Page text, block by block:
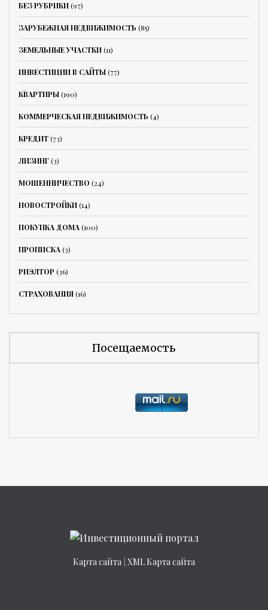
БЕЗ РУБРИКИ(97)
ЗАРУБЕЖНАЯ НЕДВИЖИМОСТЬ (85)
ЗЕМЕЛЬНЫЕ УЧАСТКИ(11)
ИНВЕСТИЦИИ В САЙТЫ(77)
КВАРТИРЫ(190)
КОММЕРЧЕСКАЯ НЕДВИЖИМОСТЬ (4)
КРЕДИТ(73)
ЛИЗИНГ(3)
МОШЕННИЧЕСТВО (24)
НОВОСТРОЙКИ(14)
ПОКУПКА ДОМА(100)
ПРОПИСКА(3)
РИЭЛТОР (36)
СТРАХОВАНИЯ(16)
Посещаемость
Карта сайта XML Карта сайта